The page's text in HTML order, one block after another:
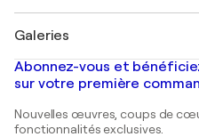
Banksy
Mr. Brainwash
Shepard Fairey
Tableaux abstraits à vendre
Peintures de paysage
Estampes
Peintures acryliques
Galeries
Galeries d'art en France
Galeries d'art en Belgique
Abonnez-vous et
sur votre première
Nouvelles œuvres, coups de
fonctionnalités exclusives.